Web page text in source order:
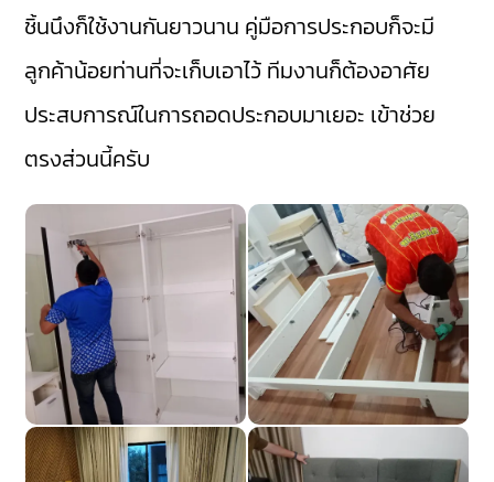
ชิ้นนึงก็ใช้งานกันยาวนาน คู่มือการประกอบก็จะมี
ลูกค้าน้อยท่านที่จะเก็บเอาไว้ ทีมงานก็ต้องอาศัย
ประสบการณ์ในการถอดประกอบมาเยอะ เข้าช่วย
ตรงส่วนนี้ครับ